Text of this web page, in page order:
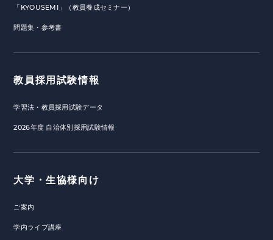
「KYOUSEMI」（教員養成セミナー）
問題集・参考書
教員採用試験情報
学習法・教員採用試験データ
2026年度 自治体別採用試験情報
大学・生協様向け
ご案内
学内ライブ講座